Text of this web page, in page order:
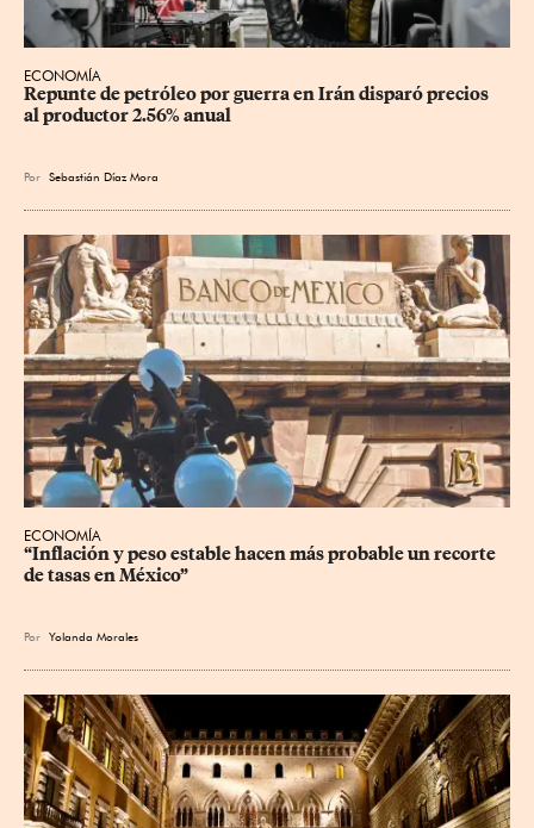
ECONOMÍA
Repunte de petróleo por guerra en Irán disparó precios
al productor 2.56% anual
Por Sebastián Díaz Mora
ECONOMÍA
“Inflación y peso estable hacen más probable un recorte
de tasas en México”
Por Yolanda Morales